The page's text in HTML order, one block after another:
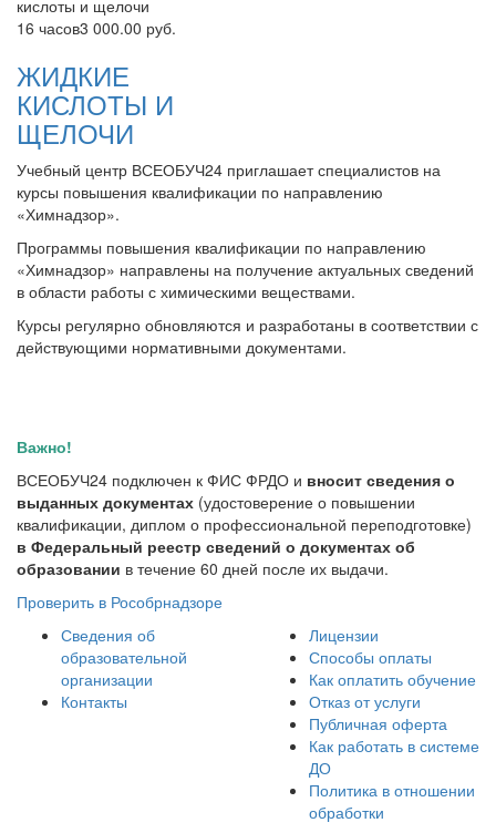
16 часов3 000.00 руб.
ЖИДКИЕ
КИСЛОТЫ И
ЩЕЛОЧИ
Учебный центр ВСЕОБУЧ24 приглашает специалистов на
курсы повышения квалификации по направлению
«Химнадзор».
Программы повышения квалификации по направлению
«Химнадзор» направлены на получение актуальных сведений
в области работы с химическими веществами.
Курсы регулярно обновляются и разработаны в соответствии с
действующими нормативными документами.
Важно!
ВСЕОБУЧ24 подключен к ФИС ФРДО и вносит сведения о
выданных документах (удостоверение о повышении
квалификации, диплом о профессиональной переподготовке)
в Федеральный реестр сведений о документах об
образовании в течение 60 дней после их выдачи.
Проверить в Рособрнадзоре
Сведения об
образовательной
организации
Контакты
Лицензии
Способы оплаты
Как оплатить обучение
Отказ от услуги
Публичная оферта
Как работать в системе
ДО
Политика в отношении
обработки